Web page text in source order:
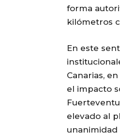
forma
kilómetros
En este
Canarias,
el impacto
elevado al
unanimidad